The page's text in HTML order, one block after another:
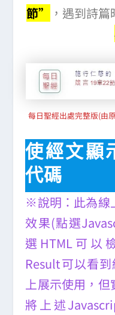
節”
，遇到詩
每日聖經出處完整版(由
使經文顯
代碼
※說明：此為線
效果(點選
選HTML可以
Result可以看
上展示使用，
將上述